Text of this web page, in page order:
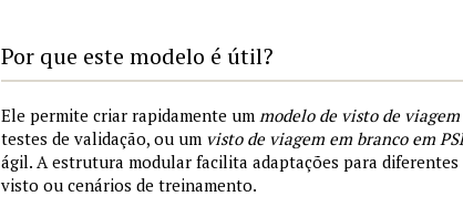
Por que este modelo é útil?
Ele permite criar rapidamente um modelo de visto de
testes de validação, ou um visto de viagem em branco em
ágil. A estrutura modular facilita adaptações para diferentes
visto ou cenários de treinamento.